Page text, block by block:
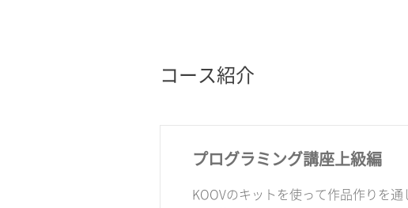
コース紹介
プログラミング講座上級編
KOOVのキットを使って作品作りを